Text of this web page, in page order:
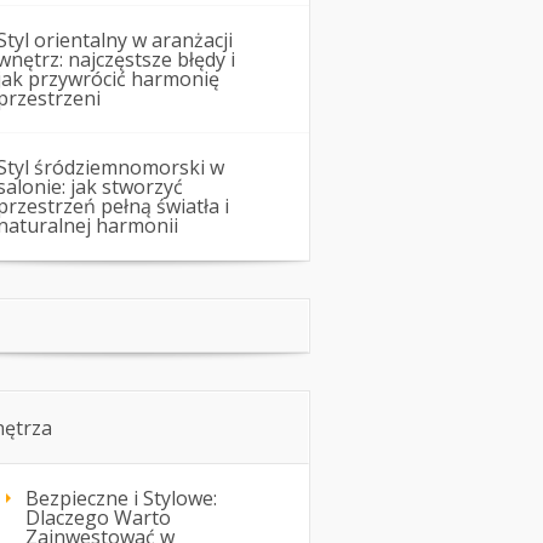
orientalny w aranżacji
najczęstsze błędy i
przywrócić harmonię
śródziemnomorski w
jak stworzyć
pełną światła i
harmonii
Bezpieczne i Stylowe:
Dlaczego Warto
Zainwestować w